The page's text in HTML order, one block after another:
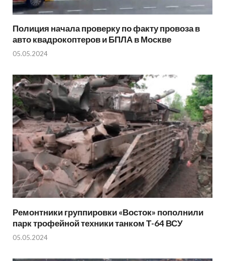
Полиция начала проверку по факту провоза в
авто квадрокоптеров и БПЛА в Москве
05.05.2024
Ремонтники группировки «Восток» пополнили
парк трофейной техники танком Т-64 ВСУ
05.05.2024